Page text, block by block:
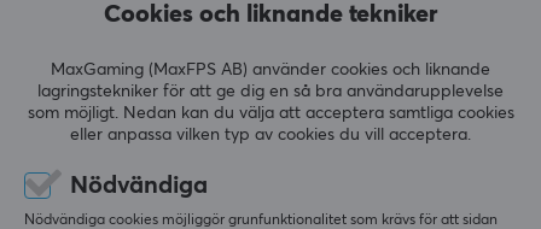
Formfaktor
Version
Överföringshastighet
18 Gb/s
LÄMNA RECENSION
Relevans
Alla recensioner
Cookies och liknande tekniker
MaxGaming (MaxFPS AB) använder cookies och liknande
lagringstekniker för att ge dig en så bra användarupplevelse
som möjligt. Nedan kan du välja att acceptera samtliga cookies
eller anpassa vilken typ av cookies du vill acceptera.
Nödvändiga
Nödvändiga cookies möjliggör grunfunktionalitet som krävs för att sidan